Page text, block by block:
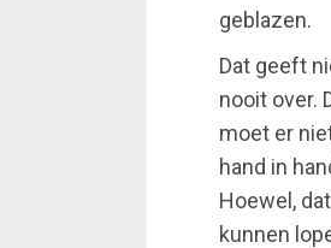
geblazen.
Dat geeft
nooit over.
moet er
hand in
Hoewel,
kunnen